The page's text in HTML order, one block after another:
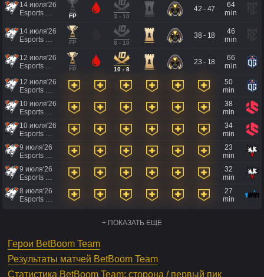
14 июля'26
Esports World Cup 2026
FP 3 - 10
42 - 47
64
min
14 июля'26
Esports World Cup 2026
FP 8 - 10
38 - 18
46
min
12 июля'26
Esports World Cup 2026
FP 10 - 8
23 - 18
66
min
12 июля'26
Esports World Cup 2026
50
min
10 июля'26
Esports World Cup 2026
38
min
10 июля'26
Esports World Cup 2026
34
min
9 июля'26
Esports World Cup 2026
23
min
9 июля'26
Esports World Cup 2026
32
min
8 июля'26
Esports World Cup 2026
27
min
+ ПОКАЗАТЬ ЕЩЕ
Герои BetBoom Team
Результаты матчей BetBoom Team
Статистика BetBoom Team: сторона / первый пик